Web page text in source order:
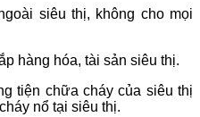
siêu thị, không cho mọi
hóa, tài sản siêu thị.
chữa cháy của siêu thị
nổ tại siêu thị.